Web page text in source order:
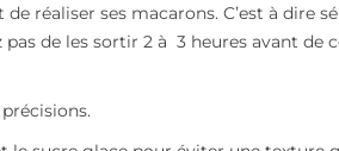
réaliser ses macarons. C’est à dire
pas de les sortir 2 à 3 heures avant de